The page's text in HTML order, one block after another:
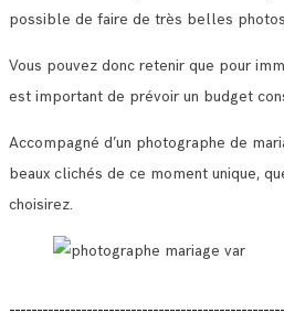
possible de faire de très belles
Vous pouvez donc retenir que pour
est important de prévoir un budget
Accompagné d’un photographe de
beaux clichés de ce moment unique,
choisirez.